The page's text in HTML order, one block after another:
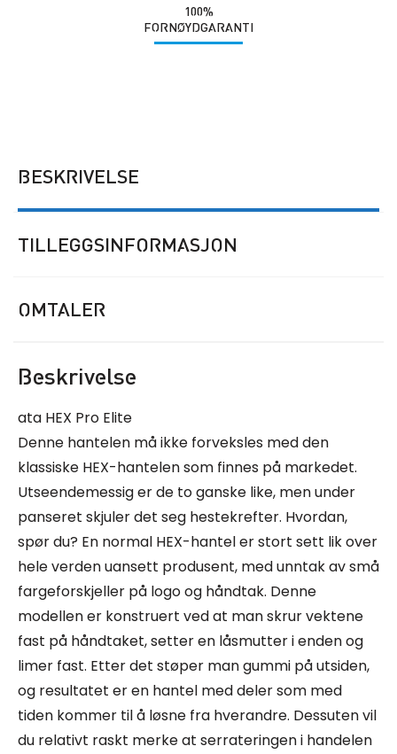
100%
FORNØYDGARANTI
BESKRIVELSE
TILLEGGSINFORMASJON
OMTALER
Beskrivelse
ata HEX Pro Elite
Denne hantelen må ikke forveksles med den
klassiske HEX-hantelen som finnes på markedet.
Utseendemessig er de to ganske like, men under
panseret skjuler det seg hestekrefter. Hvordan,
spør du? En normal HEX-hantel er stort sett lik over
hele verden uansett produsent, med unntak av små
fargeforskjeller på logo og håndtak. Denne
modellen er konstruert ved at man skrur vektene
fast på håndtaket, setter en låsmutter i enden og
limer fast. Etter det støper man gummi på utsiden,
og resultatet er en hantel med deler som med
tiden kommer til å løsne fra hverandre. Dessuten vil
du relativt raskt merke at serrateringen i handelen